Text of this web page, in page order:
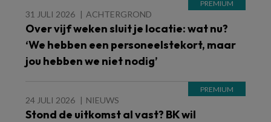
31 JULI 2026 ACHTERGROND
Over vijf weken sluit je locatie: wat nu?
‘We hebben een personeelstekort, maar
jou hebben we niet nodig’
24 JULI 2026 NIEUWS
Stond de uitkomst al vast? BK wil